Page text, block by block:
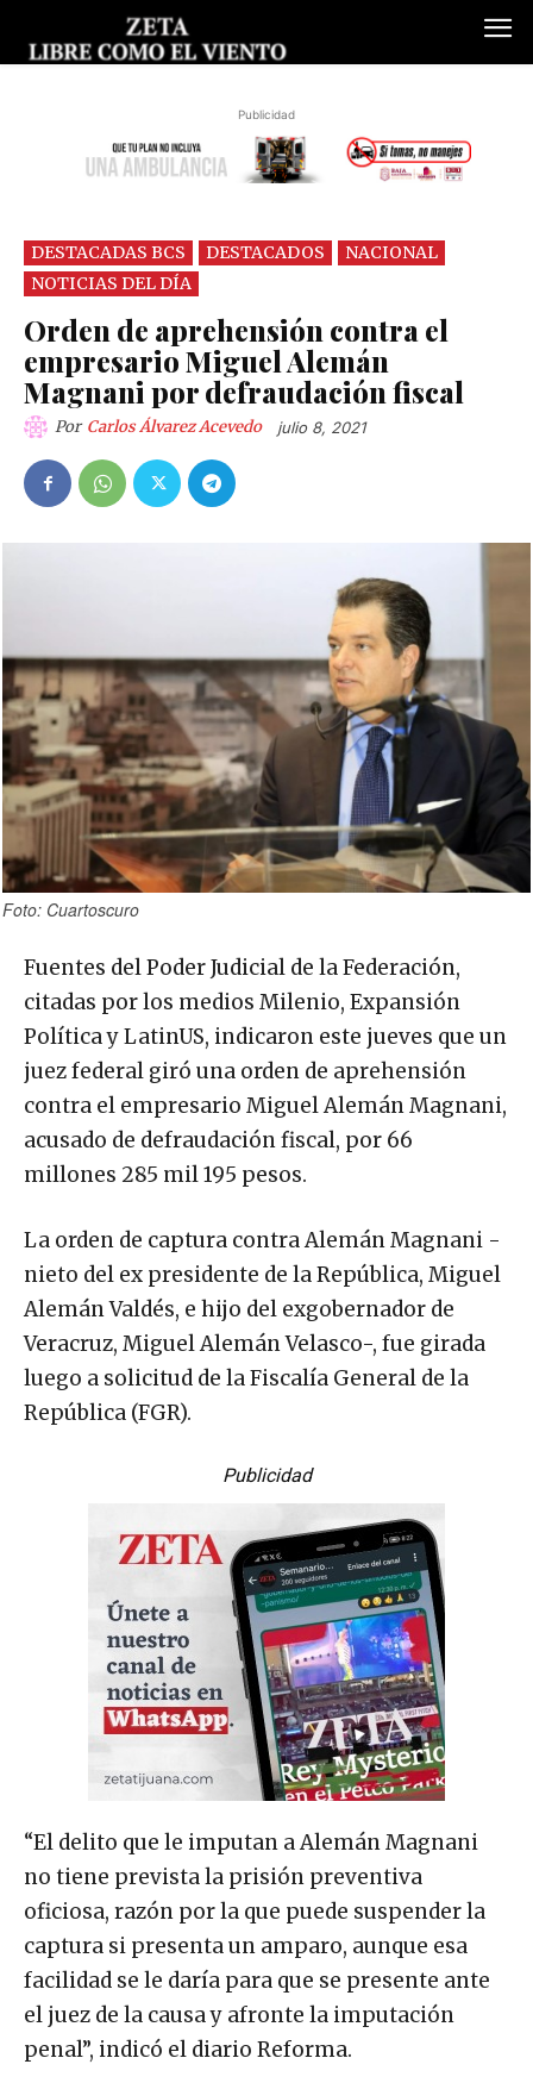
Publicidad
DESTACADAS BCS DESTACADOS
NACIONAL
NOTICIAS DEL DÍA
Orden de aprehensión contra el
empresario Miguel Alemán
Magnani por defraudación fiscal
Por Carlos Álvarez Acevedo julio 8, 2021
Foto: Cuartoscuro
Fuentes del Poder Judicial de la Federación,
citadas por los medios Milenio, Expansión
Política y LatinUS, indicaron este jueves que un
juez federal giró una orden de aprehensión
contra el empresario Miguel Alemán Magnani,
acusado de defraudación fiscal, por 66
millones 285 mil 195 pesos.
La orden de captura contra Alemán Magnani -
nieto del ex presidente de la República, Miguel
Alemán Valdés, e hijo del exgobernador de
Veracruz, Miguel Alemán Velasco-, fue girada
luego a solicitud de la Fiscalía General de la
República (FGR).
Publicidad
“El delito que le imputan a Alemán Magnani
no tiene prevista la prisión preventiva
oficiosa, razón por la que puede suspender la
captura si presenta un amparo, aunque esa
facilidad se le daría para que se presente ante
el juez de la causa y afronte la imputación
penal”, indicó el diario Reforma.